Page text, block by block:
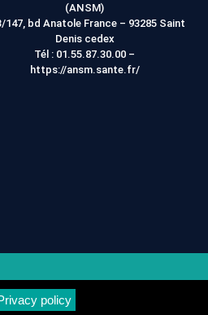
(ANSM)
147, bd Anatole France – 93285 Saint
Denis cedex
Tél : 01.55.87.30.00 –
https://ansm.sante.fr/
policy